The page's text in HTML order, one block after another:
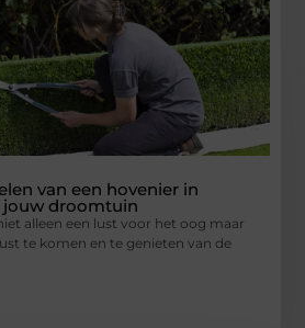
van een hovenier in
jouw droomtuin
alleen een lust voor het oog maar
te komen en te genieten van de